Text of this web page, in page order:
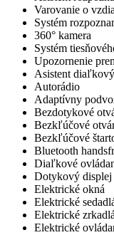
Varovanie o
Systém
360° kamera
Systém
Upozornenie
Asistent
Autorádio
Adaptívny
Bezdotykové
Bezkľúčové
Bezkľúčové
Bluetooth
Diaľkové
Dotykový displej
Elektrické okná
Elektrické
Elektrické zrkadlá
Elektrické